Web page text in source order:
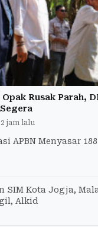
Rusak Parah,
2 jam lalu
APBN Menyasar
SIM Kota Jogja,
Alkid